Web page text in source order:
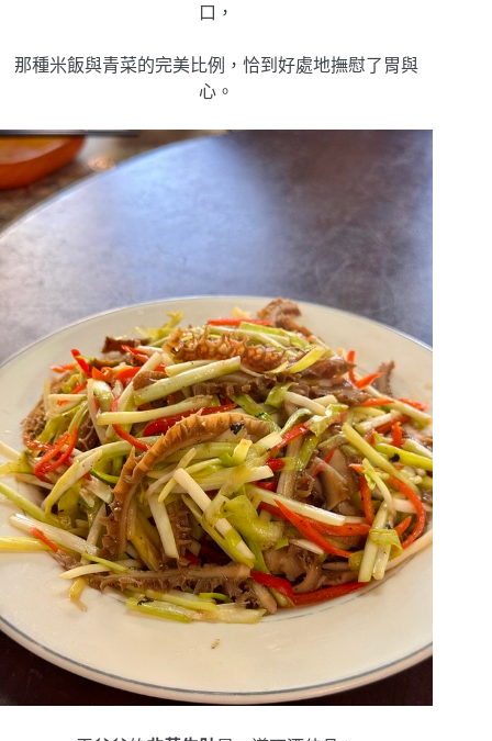
口，
那種米飯與青菜的完美比例，恰到好處地撫慰了胃與
心。